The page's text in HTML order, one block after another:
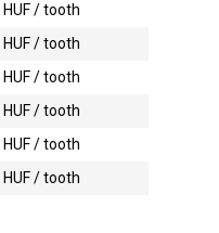
HUF / tooth
HUF / tooth
HUF / tooth
HUF / tooth
HUF / tooth
HUF / tooth